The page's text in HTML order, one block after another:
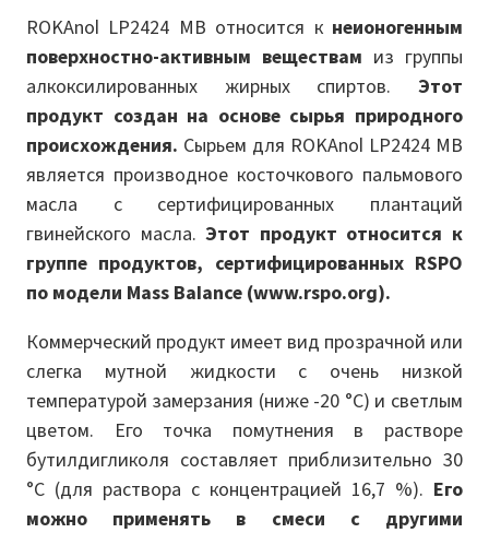
ROKAnol LP2424 MB относится к неионогенным
поверхностно-активным веществам из группы
алкоксилированных жирных спиртов. Этот
продукт создан на основе сырья природного
происхождения. Сырьем для ROKAnol LP2424 MB
является производное косточкового пальмового
масла с сертифицированных плантаций
гвинейского масла.Этот продукт относится к
группе продуктов, сертифицированных RSPO
по модели Mass Balance (www.rspo.org).
Коммерческий продукт имеет вид прозрачной или
слегка мутной жидкости с очень низкой
температурой замерзания (ниже -20 °C) и светлым
цветом. Его точка помутнения в растворе
бутилдигликоля составляет приблизительно 30
°C (для раствора с концентрацией 16,7 %). Его
можно применять в смеси с другими